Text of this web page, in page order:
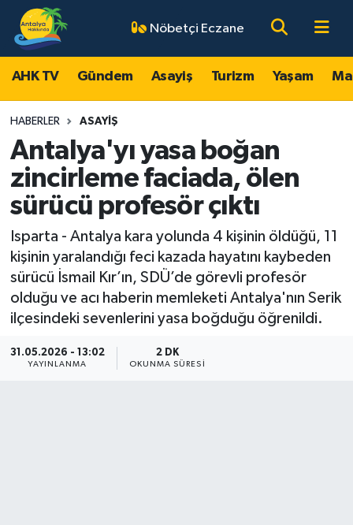
Nöbetçi Eczane
AHK TV Gündem Asayiş Turizm Yaşam
HABERLER ASAYIŞ
Antalya'yı yasa boğan
zincirleme faciada, ölen
sürücü profesör çıktı
Isparta - Antalya kara yolunda 4 kişinin öldüğü, 11
kişinin yaralandığı feci kazada hayatını kaybeden
sürücü İsmail Kır’ın, SDÜ’de görevli profesör
olduğu ve acı haberin memleketi Antalya'nın Serik
ilçesindeki sevenlerini yasa boğduğu öğrenildi.
31.05.2026 - 13:02
YAYINLANMA
2 DK
OKUNMA SÜRESI
AHK TV
Gündem
Asayiş
Turizm
Magazin
Ekonomi
Antalya Nöbetçi Eczaneler
Antalya Hava Durumu
Antalya Namaz Vakitleri
Antalya Trafik Yoğunluk Haritası
Süper Lig Puan Durumu ve Fikstür
Tüm Manşetler
Son Dakika Haberleri